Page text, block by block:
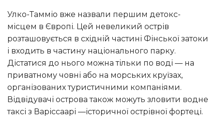
Улко-Тамміо вже назвали першим детокс-
місцем в Європі. Цей невеликий острів
розташовується в східній частині Фінської затоки
і входить в частину національного парку.
Дістатися до нього можна тільки по воді — на
приватному човні або на морських круїзах,
організованих туристичними компаніями.
Відвідувачі острова також можуть зловити водне
таксі з Варіссаарі —історичної острівної фортеці.